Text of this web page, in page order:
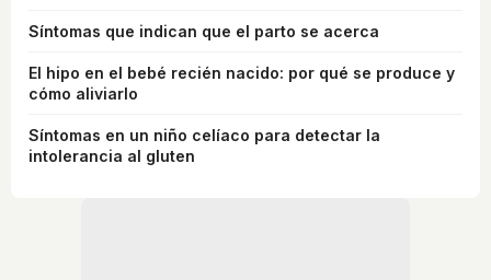
Síntomas que indican que el parto se acerca
El hipo en el bebé recién nacido: por qué se produce y
cómo aliviarlo
Síntomas en un niño celíaco para detectar la
intolerancia al gluten